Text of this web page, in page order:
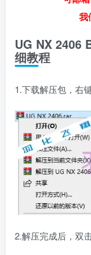
我
UG NX 2406
细教程
1.下载解压包，右
2.解压完成后，双